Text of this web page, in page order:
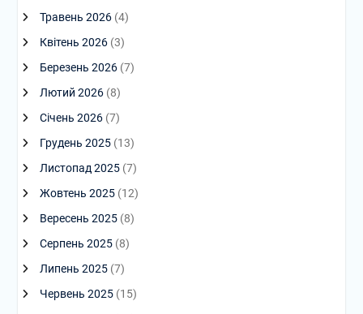
Травень 2026(4)
Квітень 2026(3)
Березень 2026(7)
Лютий 2026(8)
Січень 2026(7)
Грудень 2025(13)
Листопад 2025(7)
Жовтень 2025(12)
Вересень 2025(8)
Серпень 2025(8)
Липень 2025(7)
Червень 2025(15)